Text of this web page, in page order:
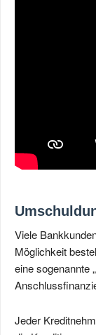
Viele
Möglichkeit
eine sogenannte
Jeder